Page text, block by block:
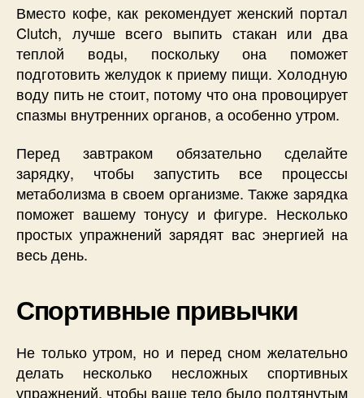
Вместо кофе, как рекомендует женский портал
Clutch, лучше всего выпить стакан или два
теплой воды, поскольку она поможет
подготовить желудок к приему пищи. Холодную
воду пить не стоит, потому что она провоцирует
спазмы внутренних органов, а особенно утром.
Перед завтраком обязательно сделайте
зарядку, чтобы запустить все процессы
метаболизма в своем организме. Также зарядка
поможет вашему тонусу и фигуре. Несколько
простых упражнений зарядят вас энергией на
весь день.
Спортивные привычки
Не только утром, но и перед сном желательно
делать несколько несложных спортивных
упражнений, чтобы ваше тело было подтянутым